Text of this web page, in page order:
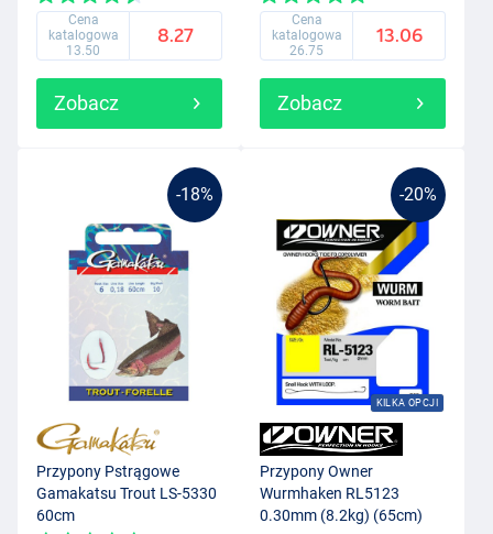
Cena
katalogowa
13.50
8.27
Zobacz
Cena
katalogowa
26.75
13.06
Zobacz
-18%
Przypony Pstrągowe
Gamakatsu Trout LS-5330
60cm
-20%
KILKA OPCJI
Przypony Owner
Wurmhaken RL5123
0.30mm (8.2kg) (65cm)